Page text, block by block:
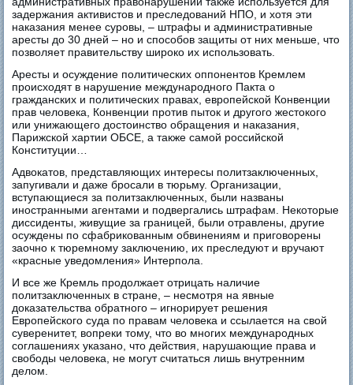
задержания активистов и преследований НПО, и хотя эти
наказания менее суровы, – штрафы и административные
аресты до 30 дней – но и способов защиты от них меньше, что
позволяет правительству широко их использовать.
Аресты и осуждение политических оппонентов Кремлем
происходят в нарушение международного Пакта о
гражданских и политических правах, европейской Конвенции
прав человека, Конвенции против пыток и другого жестокого
или унижающего достоинство обращения и наказания,
Парижской хартии ОБСЕ, а также самой российской
Конституции…
Адвокатов, представляющих интересы политзаключенных,
запугивали и даже бросали в тюрьму. Организации,
вступающиеся за политзаключенных, были названы
иностранными агентами и подвергались штрафам. Некоторые
диссиденты, живущие за границей, были отравлены, другие
осуждены по сфабрикованным обвинениям и приговорены
заочно к тюремному заключению, их преследуют и вручают
«красные уведомления» Интерпола.
И все же Кремль продолжает отрицать наличие
политзаключенных в стране, – несмотря на явные
доказательства обратного – игнорирует решения
Европейского суда по правам человека и ссылается на свой
суверенитет, вопреки тому, что во многих международных
соглашениях указано, что действия, нарушающие права и
свободы человека, не могут считаться лишь внутренним
делом.